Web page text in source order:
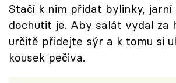
Přihlášení
Sledujte nás
Stačí k nim přidat bylinky, jarní
dochutit je. Aby salát vydal za
určitě přidejte sýr a k tomu si
kousek pečiva.